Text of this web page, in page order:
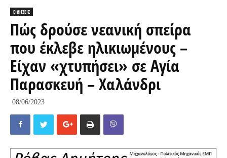
ΕΙΔΗΣΕΙΣ
Πώς δρούσε νεανική σπείρα
που έκλεβε ηλικιωμένους –
Είχαν «χτυπήσει» σε Αγία
Παρασκευή – Χαλάνδρι
08/06/2023